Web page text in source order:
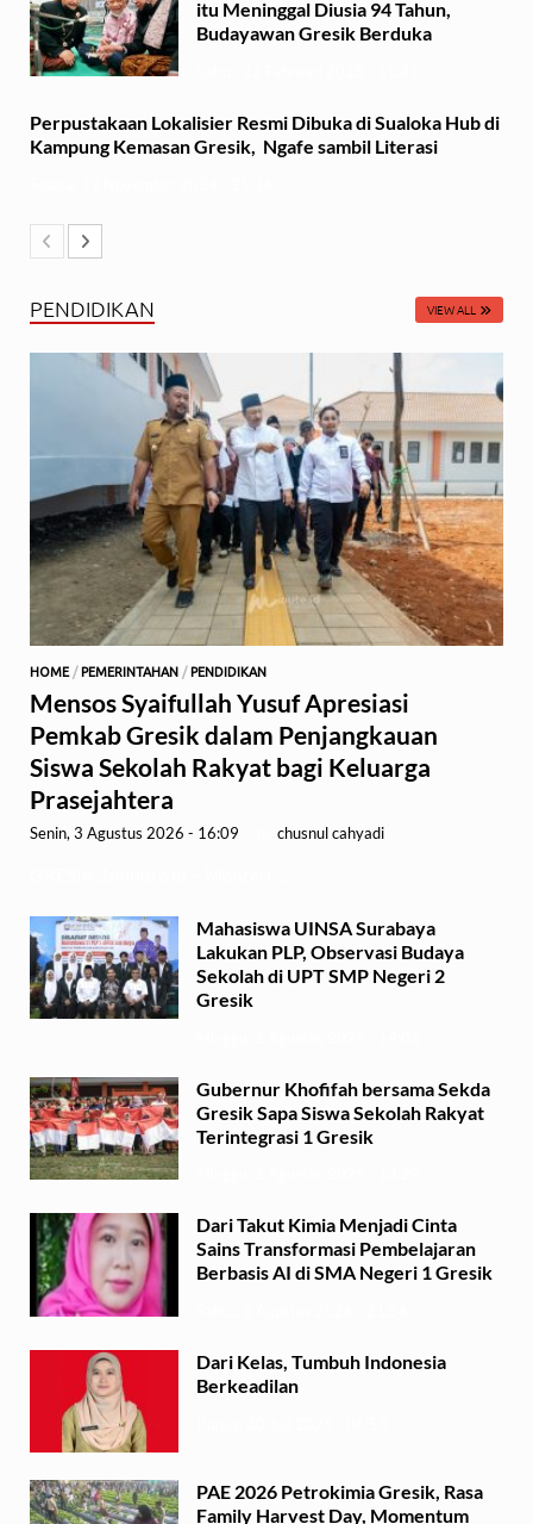
itu Meninggal Diusia 94 Tahun,
Budayawan Gresik Berduka
Perpustakaan Lokalisier Resmi Dibuka di Sualoka Hub di
Kampung Kemasan Gresik, Ngafe sambil Literasi
PENDIDIKAN VIEW ALL
HOME /PEMERINTAHAN /PENDIDIKAN
Mensos Syaifullah Yusuf Apresiasi
Pemkab Gresik dalam Penjangkauan
Siswa Sekolah Rakyat bagi Keluarga
Prasejahtera
Senin, 3 Agustus 2026 - 16:09 chusnul cahyadi
Mahasiswa UINSA Surabaya
Lakukan PLP, Observasi Budaya
Sekolah di UPT SMP Negeri 2
Gresik
Gubernur Khofifah bersama Sekda
Gresik Sapa Siswa Sekolah Rakyat
Terintegrasi 1 Gresik
Dari Takut Kimia Menjadi Cinta
Sains Transformasi Pembelajaran
Berbasis AI di SMA Negeri 1 Gresik
Dari Kelas, Tumbuh Indonesia
Berkeadilan
PAE 2026 Petrokimia Gresik, Rasa
Family Harvest Day, Momentum